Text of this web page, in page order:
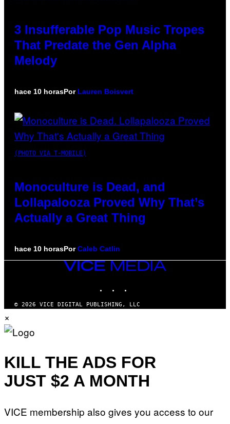
3 Insufferable Pop Music Tropes
That Predate the Gen Alpha
Melody
hace 10 horasPor Lauren Boisvert
(PHOTO VIA T-MOBILE)
Monoculture is Dead, and
Lollapalooza Proved Why That’s
Actually a Great Thing
hace 10 horasPorCaleb Catlin
VICE
MEDIA
© 2026 VICE DIGITAL PUBLISHING, LLC
×
KILL THE ADS FOR
JUST $2 A MONTH
VICE membership also gives you access to our